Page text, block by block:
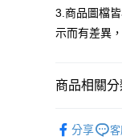
玉山商業
台新國際
悠遊付
Google Pay
相關說明
2.付款方式選
相關說明
3.商品圖檔
示而有差異
商品相關
分享